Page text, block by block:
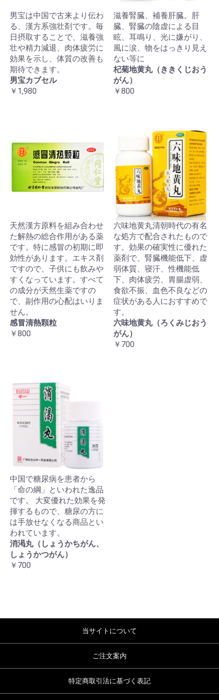
男宝は中国で古来より伝わ
る、漢方系強壮剤です。毎
日摂取することで、滋養強
壮や精力減退、肉体疲労に
効果を示し、体質の改善も
期待できます。
男宝カブセル
￥1,980
滋養腎臓、補養肝臓。肝
臓、腎臓の陰虚による目
眩、耳鳴り、光に嫌がり、
風に涙、物をはっきり見え
ない等に
杞菊地黄丸（ききくじおう
がん）
￥800
天然漢方原料を組み合わせ
た解熱の総合作用がある薬
です。特に感冒の初期に即
効性があります。エキス剤
ですので、子供にも飲みや
すくなっています。すべて
の成分が天然生薬ですの
で、副作用の心配はいりま
せん。
感冒清熱顆粒
￥800
六味地黄丸清朝時代の有名
な処方で配合されたもので
す。効果の確実性に優れた
薬剤で、腎臓機能低下、虚
弱体質、寝汗、性機能低
下、肉体疲労、胃腸虚弱、
食欲不振、血色不良などの
症状がある人におすすめで
す。
六味地黄丸（ろくみじおう
がん）
￥700
中国で糖尿病を患者から
「命の綱」といわれた逸品
です。 大変優れた効果を発
揮するもので、糖尿の方に
は手放せなくなる商品とい
われています。
消渇丸（しょうかちがん、
しょうかつがん）
￥700
当サイトについて
ご注文案内
特定商取引法に基づく表記